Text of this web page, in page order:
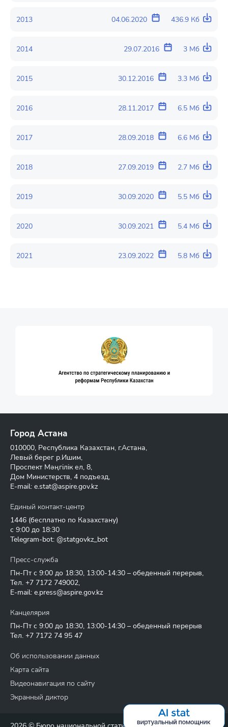
2013 04.06.2020 436.9 Кб
2014 29.07.2016 3 Мб
2015 30.12.2016 3.3 Мб
2016 28.11.2017 6.5 Мб
2017 28.09.2018 6.6 Мб
2018 27.09.2019 2.7 Мб
2019 30.09.2020 5.5 Мб
2020 30.09.2021 5.4 Мб
2021 23.09.2022 5.8 Мб
Город Астана
010000, Республика Казахстан, г.Астана,
Левый берег р.Ишим,
Проспект Мәңгілік ел, 8,
Дом Министерств, 4 подъезд,
E-mail: e.stat@aspire.gov.kz
Единый контакт-центр
1446 (бесплатно по Казахстану)
с 9:00 до 18:30
Telegram-bot: @statgovkz_bot
Пресс-служба
Пн-Пт с 9:00 до 18:30, 13:00-14:30 – обеденный перерыв,
Тел. +7 7172 749002,
E-mail: e.press@aspire.gov.kz
Канцелярия
Пн-Пт с 9:00 до 18:30, 13:00-14:30 – обеденный перерыв
Тел. +7 7172 74 95 47
Об использовании данных
Карта сайта
Видеонавигация по сайту
Экранный диктор